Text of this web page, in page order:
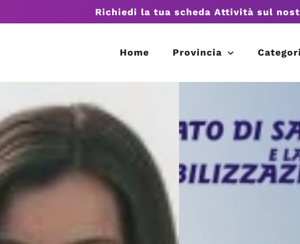
Richiedi la tua scheda Attività sul
Home Provincia